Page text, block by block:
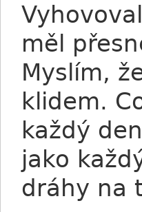
měl
Myslím,
klidem.
každý
jako
dráhy na